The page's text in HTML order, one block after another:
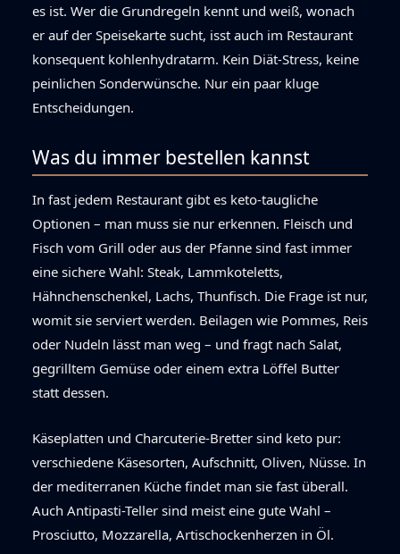
es ist. Wer die Grundregeln kennt und weiß, wonach
er auf der Speisekarte sucht, isst auch im Restaurant
konsequent kohlenhydratarm. Kein Diät-Stress, keine
peinlichen Sonderwünsche. Nur ein paar kluge
Entscheidungen.
Was du immer bestellen kannst
In fast jedem Restaurant gibt es keto-taugliche
Optionen – man muss sie nur erkennen. Fleisch und
Fisch vom Grill oder aus der Pfanne sind fast immer
eine sichere Wahl: Steak, Lammkoteletts,
Hähnchenschenkel, Lachs, Thunfisch. Die Frage ist nur,
womit sie serviert werden. Beilagen wie Pommes, Reis
oder Nudeln lässt man weg – und fragt nach Salat,
gegrilltem Gemüse oder einem extra Löffel Butter
statt dessen.
Käseplatten und Charcuterie-Bretter sind keto pur:
verschiedene Käsesorten, Aufschnitt, Oliven, Nüsse. In
der mediterranen Küche findet man sie fast überall.
Auch Antipasti-Teller sind meist eine gute Wahl –
Prosciutto, Mozzarella, Artischockenherzen in Öl.